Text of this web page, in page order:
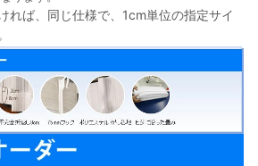
れば、同じ仕様で、1cm単位の指定サイ